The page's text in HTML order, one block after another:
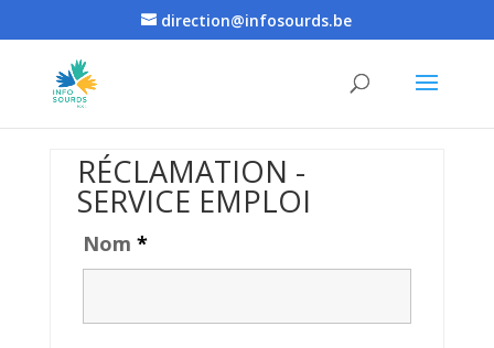
direction@infosourds.be
RÉCLAMATION -
SERVICE EMPLOI
Nom *